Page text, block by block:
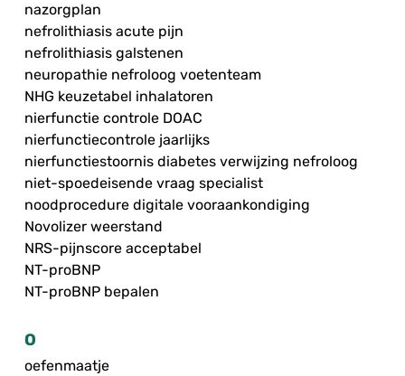
nazorgplan
nefrolithiasis acute pijn
nefrolithiasis galstenen
neuropathie nefroloog voetenteam
NHG keuzetabel inhalatoren
nierfunctie controle DOAC
nierfunctiecontrole jaarlijks
nierfunctiestoornis diabetes verwijzing nefroloog
niet-spoedeisende vraag specialist
noodprocedure digitale vooraankondiging
Novolizer weerstand
NRS-pijnscore acceptabel
NT-proBNP
NT-proBNP bepalen
O
oefenmaatje